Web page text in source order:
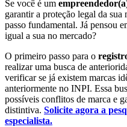
Se você é um
garantir a proteção legal da
passo fundamental. Já pensou
igual a sua no mercado?
O primeiro passo para o
realizar uma busca de
verificar se já existem marcas
anteriormente no INPI. Essa
possíveis conflitos de marca e
distintiva. Solicite agora a
especialista.